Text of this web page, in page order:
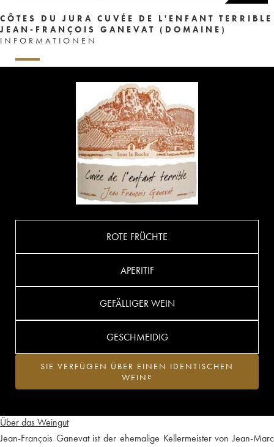
CÔTES DU JURA CUVÉE DE L'ENFANT TERRIBLE
JEAN-FRANÇOIS GANEVAT (DOMAINE)
INFORMATIONEN
Über das Weingut
Jean-François Ganevat ist der ehemalige Kellermeister von Jean-Marc
ROTE FRÜCHTE
APERITIF
GEFÄLLIGER WEIN
GESCHMEIDIG
SIE VERFÜGEN ÜBER EINEN IDENTISCHEN
WEIN?